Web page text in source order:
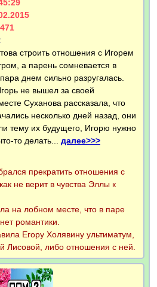
строить отношения с Игорем
а парень сомневается в
днем сильно разругалась.
не вышел за своей
Суханова рассказала, что
несколько дней назад, они
тему их будущего, Игорю нужно
то делать... далее>>>
прекратить отношения с
не верит в чувства Эллы к
на лобном месте, что в паре
романтики.
Егору Холявину ультиматум,
Лисовой, либо отношения с ней.